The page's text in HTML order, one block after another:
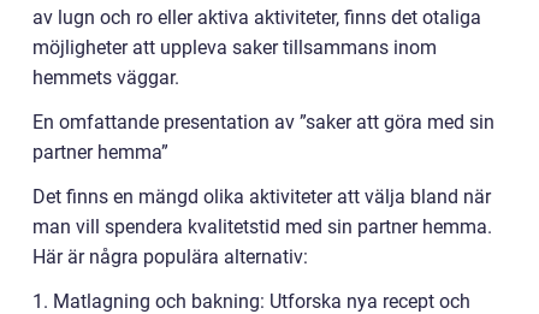
av lugn och ro eller aktiva aktiviteter, finns det otaliga
möjligheter att uppleva saker tillsammans inom
hemmets väggar.
En omfattande presentation av ”saker att göra med sin
partner hemma”
Det finns en mängd olika aktiviteter att välja bland när
man vill spendera kvalitetstid med sin partner hemma.
Här är några populära alternativ:
1. Matlagning och bakning: Utforska nya recept och